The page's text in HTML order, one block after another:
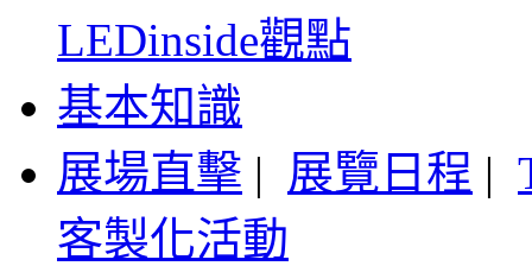
LEDinside觀點
基本知識
展場直擊 | 展覽日程 |
客製化活動